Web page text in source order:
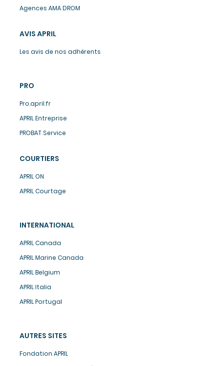
Agences AMA DROM
AVIS APRIL
Les avis de nos adhérents
PRO
Pro.april.fr
APRIL Entreprise
PROBAT Service
COURTIERS
APRIL ON
APRIL Courtage
INTERNATIONAL
APRIL Canada
APRIL Marine Canada
APRIL Belgium
APRIL Italia
APRIL Portugal
AUTRES SITES
Fondation APRIL